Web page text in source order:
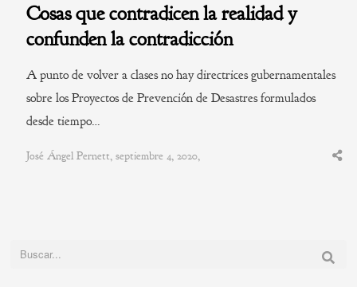
Cosas que contradicen la realidad y
confunden la contradicción
A punto de volver a clases no hay directrices gubernamentales
sobre los Proyectos de Prevención de Desastres formulados
desde tiempo…
José Ángel Pernett, septiembre 4, 2020,
Buscar: